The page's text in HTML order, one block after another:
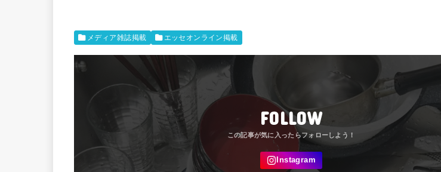
メディア雑誌掲載 エッセオンライン掲載
FOLLOW